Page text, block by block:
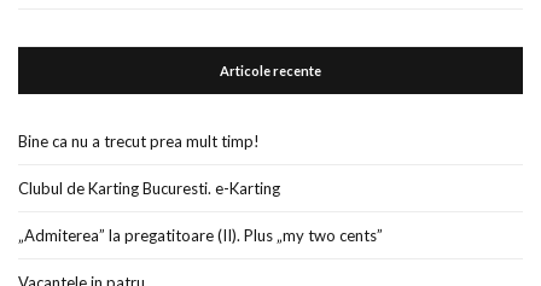
Articole recente
Bine ca nu a trecut prea mult timp!
Clubul de Karting Bucuresti. e-Karting
„Admiterea” la pregatitoare (II). Plus „my two cents”